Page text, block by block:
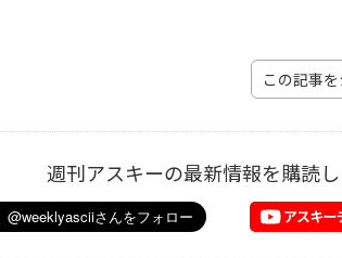
この記事
週刊アスキーの最新情報を購読